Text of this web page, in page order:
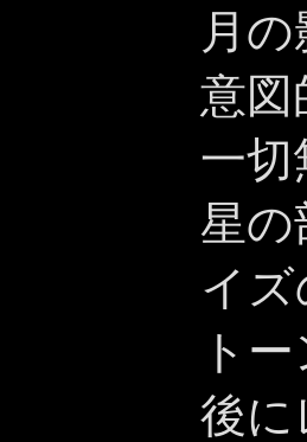
月
意図
一切
星の
イ
ト
後に